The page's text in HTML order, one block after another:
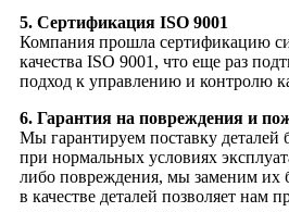
5. Сертификация ISO 9001
Компания прошла сертификацию
качества ISO 9001, что еще раз
подход к управлению и контролю
6. Гарантия на повреждения и
Мы гарантируем поставку деталей
при нормальных условиях
либо повреждения, мы заменим их
в качестве деталей позволяет нам